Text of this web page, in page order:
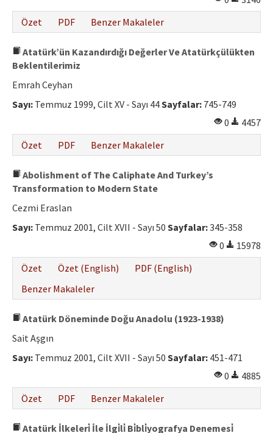
Özet
PDF Benzer Makaleler
Atatürk’ün Kazandırdığı Değerler Ve Atatürkçülükten
Beklentilerimiz
Emrah Ceyhan
Sayı: Temmuz 1999, Cilt XV - Sayı 44Sayfalar: 745-749
0
4457
Özet
PDF Benzer Makaleler
Abolishment of The Caliphate And Turkey’s
Transformation to Modern State
Cezmi Eraslan
Sayı: Temmuz 2001, Cilt XVII - Sayı 50 Sayfalar:345-358
0
15978
Özet
Özet (English)
PDF (English)
Benzer Makaleler
Atatürk Döneminde Doğu Anadolu (1923-1938)
Sait Aşgın
Sayı: Temmuz 2001, Cilt XVII - Sayı 50 Sayfalar: 451-471
0
4885
Özet
PDF Benzer Makaleler
Atatürk İlkeleri̇ İle İlgi̇li̇ Bi̇bli̇yografya Denemesi̇